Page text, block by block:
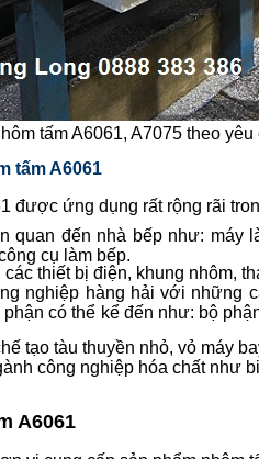
tấm A6061, A7075 theo
tấm A6061
được ứng dụng rất rộng rãi
quan đến nhà bếp như: máy
cụ làm bếp.
thiết bị điện, khung nhôm,
nghiệp hàng hải với những
có thể kể đến như: bộ
tạo tàu thuyền nhỏ, vỏ máy
công nghiệp hóa chất như
A6061